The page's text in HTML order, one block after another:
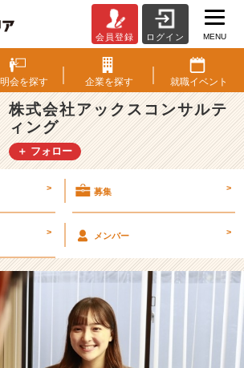
5
卒】
A
C
C
S
社
介
【株
式
会
ア
会員登録 ログイン MENU
会を探す 企業を探す 就職イベント
株式会社アックスコンサルテ
ィング
＋ フォロー
> 募集 >
> メンバー >